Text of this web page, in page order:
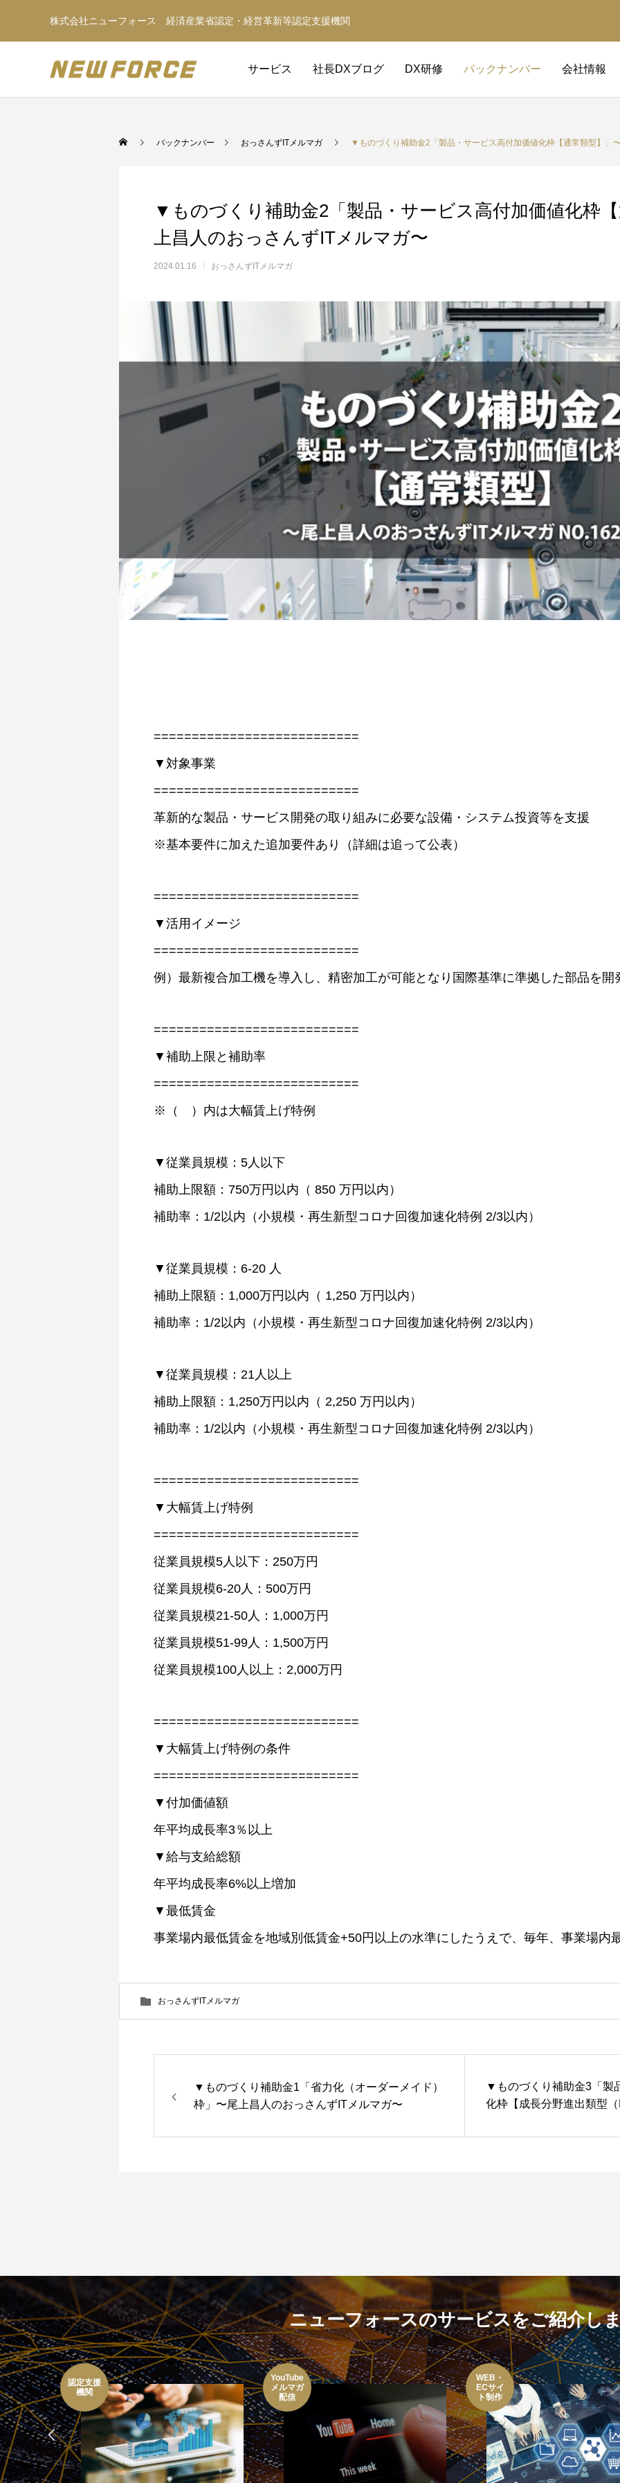
株式会社ニューフォース 経済産業省認定・経営革新等認定支援機関
サービス 社長DXブログ DX研修 バックナンバー 会社情報
WEBマーケティング戦略立案 補助金の取得と活用をサポート 事業計画・財務計画・融資計
バックナンバー おっさんずITメルマガ ▼ものづくり補助金2「製品・サービス高付加価値化枠【通常類型】」
▼ものづくり補助金2「製品・サービス高付加価値化枠
上昌人のおっさんずITメルマガ〜
2024.01.16 おっさんずITメルマガ
===========================
▼対象事業
===========================
革新的な製品・サービス開発の取り組みに必要な設備・システム投資等を支援
※基本要件に加えた追加要件あり（詳細は追って公表）
===========================
▼活用イメージ
===========================
例）最新複合加工機を導入し、精密加工が可能となり国際基準に準拠した部品を開
===========================
▼補助上限と補助率
===========================
※（ ）内は大幅賃上げ特例
▼従業員規模：5人以下
補助上限額：750万円以内（ 850 万円以内）
補助率：1/2以内（小規模・再生新型コロナ回復加速化特例 2/3以内）
▼従業員規模：6-20 人
補助上限額：1,000万円以内（ 1,250 万円以内）
補助率：1/2以内（小規模・再生新型コロナ回復加速化特例 2/3以内）
▼従業員規模：21人以上
補助上限額：1,250万円以内（ 2,250 万円以内）
補助率：1/2以内（小規模・再生新型コロナ回復加速化特例 2/3以内）
===========================
▼大幅賃上げ特例
===========================
従業員規模5人以下：250万円
従業員規模6-20人：500万円
従業員規模21-50人：1,000万円
従業員規模51-99人：1,500万円
従業員規模100人以上：2,000万円
===========================
▼大幅賃上げ特例の条件
===========================
▼付加価値額
年平均成長率3％以上
▼給与支給総額
年平均成長率6%以上増加
▼最低賃金
事業場内最低賃金を地域別低賃金+50円以上の水準にしたうえで、毎年、事業場内
おっさんずITメルマガ
▼ものづくり補助金1「省力化（オーダーメイド）
枠」〜尾上昌人のおっさんずITメルマガ〜
▼ものづくり補助金3「製
化枠【成長分野進出類型
ニューフォースのサービスをご紹介し
認定支援
機関
YouTube
メルマガ
配信
WEB・
ECサイ
ト制作